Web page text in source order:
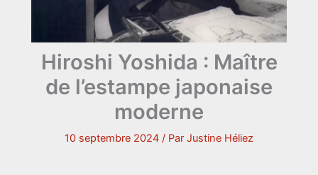
Hiroshi Yoshida : Maître
de l’estampe japonaise
moderne
10 septembre 2024 / Par Justine Héliez